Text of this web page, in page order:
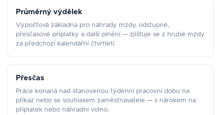
Průměrný výdělek
Výpočtová základna pro náhrady mzdy, odstupné,
přesčasové příplatky a další plnění — zjišťuje se z hrubé mzdy
za předchozí kalendářní čtvrtletí.
Přesčas
Práce konaná nad stanovenou týdenní pracovní dobu na
příkaz nebo se souhlasem zaměstnavatele — s nárokem na
příplatek nebo náhradní volno.